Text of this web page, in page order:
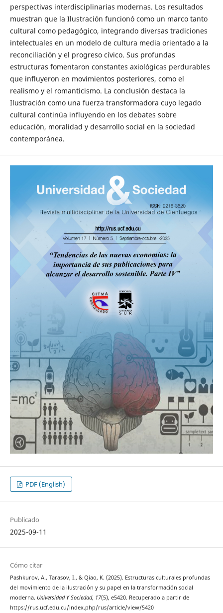
perspectivas interdisciplinarias modernas. Los resultados
muestran que la Ilustración funcionó como un marco tanto
cultural como pedagógico, integrando diversas tradiciones
intelectuales en un modelo de cultura media orientado a la
reconciliación y el progreso cívico. Sus profundas
estructuras fomentaron constantes axiológicas perdurables
que influyeron en movimientos posteriores, como el
realismo y el romanticismo. La conclusión destaca la
Ilustración como una fuerza transformadora cuyo legado
cultural continúa influyendo en los debates sobre
educación, moralidad y desarrollo social en la sociedad
contemporánea.
PDF (English)
Publicado
2025-09-11
Cómo citar
Pashkurov, A., Tarasov, I., & Qiao, K. (2025). Estructuras culturales profundas
del movimiento de la ilustración y su papel en la transformación social
moderna. Universidad Y Sociedad, 17(5), e5420. Recuperado a partir de
https://rus.ucf.edu.cu/index.php/rus/article/view/5420